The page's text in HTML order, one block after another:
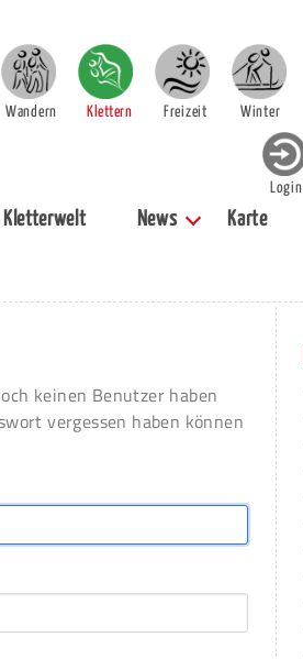
Wandern Klettern Freizeit Winter
Login
Kletterwelt News Karte
keinen Benutzer haben
vergessen haben können